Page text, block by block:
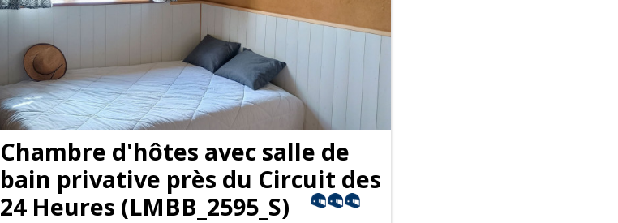
Chambre d'hôtes avec salle de
bain privative près du Circuit des
24 Heures (LMBB_2595_S)